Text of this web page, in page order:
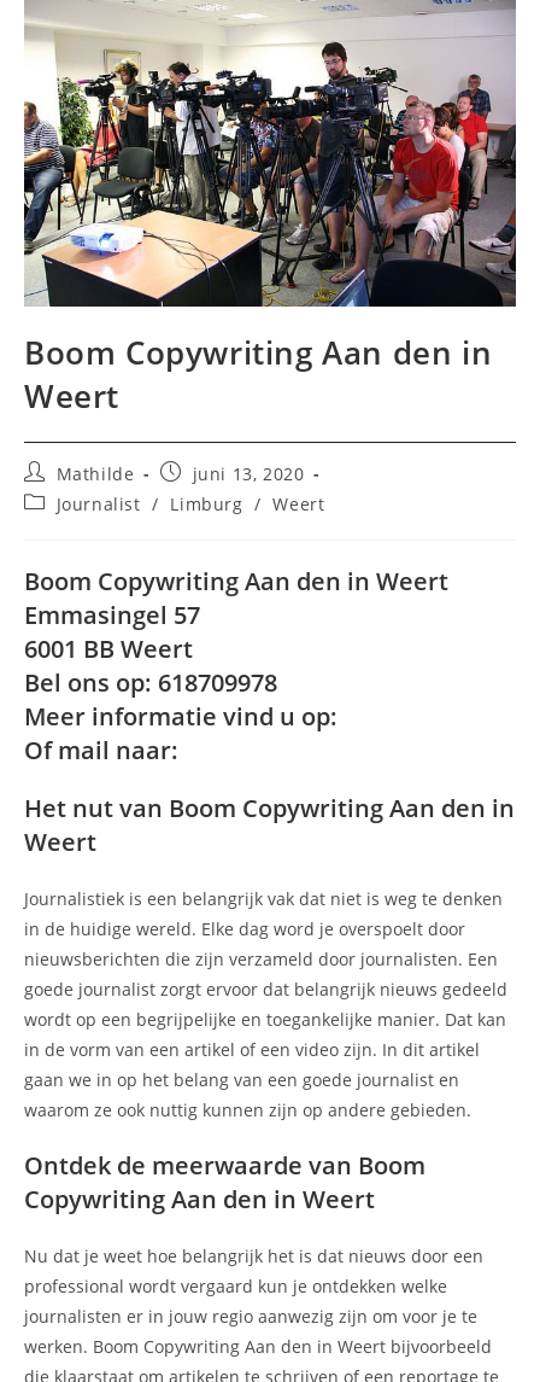
Boom Copywriting Aan den in
Weert
Bericht
auteur:
Mathilde
Bericht
gepubliceerd
op:
juni 13, 2020
Berichtcategorie:
Journalist / Limburg / Weert
Boom Copywriting Aan den in Weert
Emmasingel 57
6001 BB Weert
Bel ons op: 618709978
Meer informatie vind u op:
Of mail naar:
Het nut van Boom Copywriting Aan den in
Weert
Journalistiek is een belangrijk vak dat niet is weg te denken
in de huidige wereld. Elke dag word je overspoelt door
nieuwsberichten die zijn verzameld door journalisten. Een
goede journalist zorgt ervoor dat belangrijk nieuws gedeeld
wordt op een begrijpelijke en toegankelijke manier. Dat kan
in de vorm van een artikel of een video zijn. In dit artikel
gaan we in op het belang van een goede journalist en
waarom ze ook nuttig kunnen zijn op andere gebieden.
Ontdek de meerwaarde van Boom
Copywriting Aan den in Weert
Nu dat je weet hoe belangrijk het is dat nieuws door een
professional wordt vergaard kun je ontdekken welke
journalisten er in jouw regio aanwezig zijn om voor je te
werken. Boom Copywriting Aan den in Weert bijvoorbeeld
die klaarstaat om artikelen te schrijven of een reportage te